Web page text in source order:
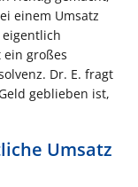
einem Umsatz
großes
Dr. E. fragt
geblieben ist,
Umsatz